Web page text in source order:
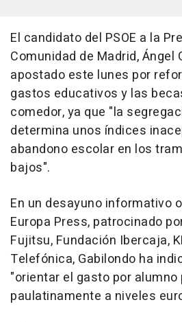
El candidato del PSOE a la
Comunidad de Madrid, Ángel
apostado este lunes por
gastos educativos y las
comedor, ya que "la
determina unos índices
abandono escolar en los
bajos".
En un desayuno informativo
Europa Press, patrocinado
Fujitsu, Fundación Ibercaja,
Telefónica, Gabilondo ha
"orientar el gasto por
paulatinamente a niveles